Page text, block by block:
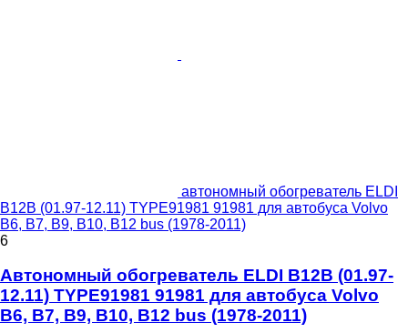
автономный обогреватель ELDI
B12B (01.97-12.11) TYPE91981 91981 для автобуса Volvo
B6, B7, B9, B10, B12 bus (1978-2011)
6
Автономный обогреватель ELDI B12B (01.97-
12.11) TYPE91981 91981 для автобуса Volvo
B6, B7, B9, B10, B12 bus (1978-2011)